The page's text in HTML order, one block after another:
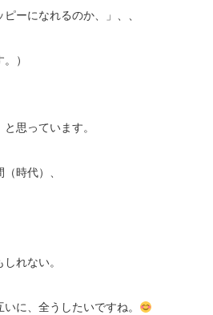
ーになれるのか、」、、
）
思っています。
時代）、
れない。
に、全うしたいですね。